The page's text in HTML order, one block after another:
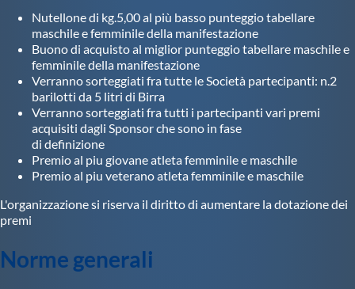
Nutellone di kg.5,00 al più basso punteggio tabellare
maschile e femminile della manifestazione
Buono di acquisto al miglior punteggio tabellare maschile e
femminile della manifestazione
Verranno sorteggiati fra tutte le Società partecipanti: n.2
barilotti da 5 litri di Birra
Verranno sorteggiati fra tutti i partecipanti vari premi
acquisiti dagli Sponsor che sono in fase
di definizione
Premio al piu giovane atleta femminile e maschile
Premio al piu veterano atleta femminile e maschile
L'organizzazione si riserva il diritto di aumentare la dotazione dei
premi
Norme generali